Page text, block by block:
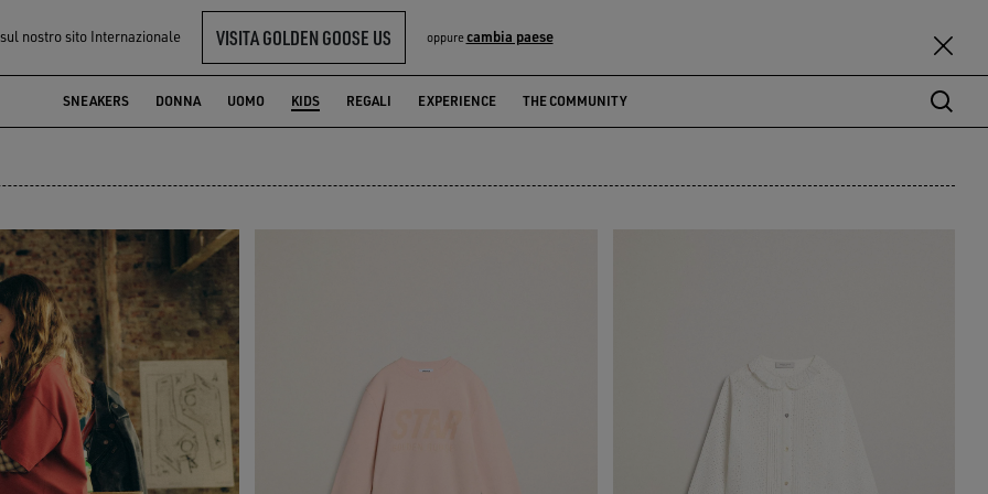
nostro sito Internazionale VISITA GOLDEN GOOSE US oppurecambia paese
SNEAKERS DONNA UOMO KIDS REGALI EXPERIENCE THE COMMUNITY